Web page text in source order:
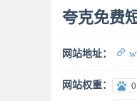
夸克免费
网站地址： 
网站权重： 0